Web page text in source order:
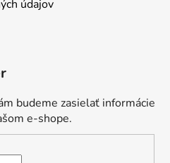
údajov
budeme zasielať informácie
e-shope.